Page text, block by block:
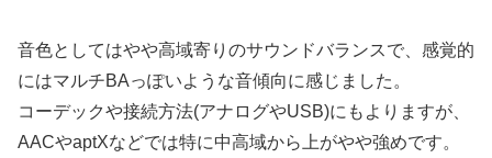
音色としてはやや高域寄りのサウンドバランスで、感覚的
にはマルチBAっぽいような音傾向に感じました。
コーデックや接続方法(アナログやUSB)にもよりますが、
AACやaptXなどでは特に中高域から上がやや強めです。